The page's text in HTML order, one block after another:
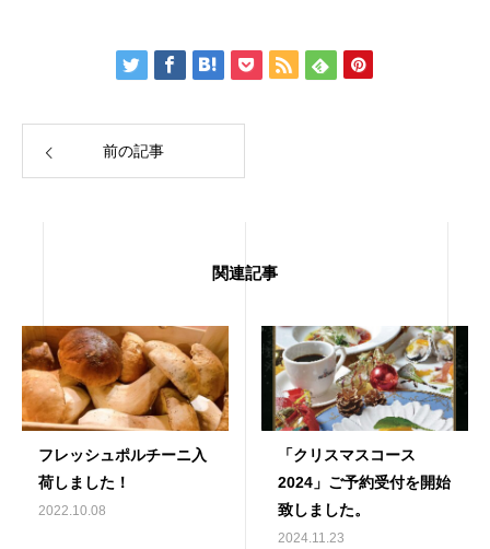
前の記事
関連記事
フレッシュポルチーニ入
荷しました！
2022.10.08
「クリスマスコース
2024」ご予約受付を開始
致しました。
2024.11.23